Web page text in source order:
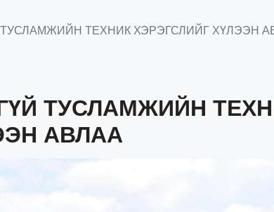
ТЕХНИК ХЭРЭГСЛИЙГ ХҮЛЭЭН
ТУСЛАМЖИЙН
АВЛАА